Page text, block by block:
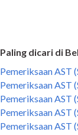
Paling dicari di
Pemeriksaan AST
Pemeriksaan AST
Pemeriksaan AST
Pemeriksaan AST
Pemeriksaan AST